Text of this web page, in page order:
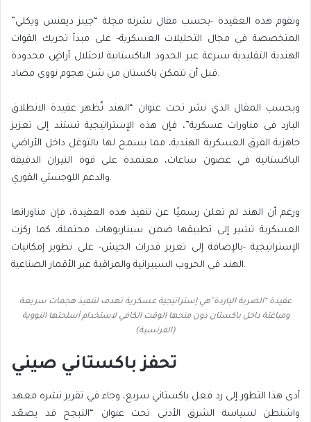
وتقوم هذه العقيدة -بحسب مقال نشرته مجلة “جينز ديفنس ويكلي”
المتخصصة في مجال التحليلات العسكرية- على مبدأ تحريك القوات
الهندية التقليدية بسرعة عبر الحدود الباكستانية لاحتلال أراضٍ محدودة
قبل أن تتمكن باكستان من شن هجوم نووي مضاد.
وبحسب المقال الذي نشر تحت عنوان “الهند تُظهر عقيدة الانطلاق
البارد في مناورات عسكرية”، فإن هذه الإستراتيجية تستند إلى تعزيز
جاهزية الفرق العسكرية الهندية، مما يسمح لها بالتوغل داخل الأراضي
الباكستانية في غضون ساعات، معتمدة على قوة النيران الدقيقة
والدعم اللوجستي الفوري.
ورغم أن الهند لم تعلن رسميًا عن تنفيذ هذه العقيدة، فإن مناوراتها
العسكرية تشير إلى تطبيقها ضمن سيناريوهات محتملة، كما ركزت
الإستراتيجية -بالإضافة إلى تعزيز قدرات الجيش- على تطوير إمكانيات
الهند في الحروب السيبرانية والمراقبة عبر الأقمار الصناعية.
عقيدة “الضربة الباردة”هي إستراتيجية عسكرية تهدف لتنفيذ هجمات سريعة
ومباغتة داخل باكستان دون منحها الوقت الكافي لاستخدام أسلحتها النووية
(الفرنسية)
تحفز باكستاني صيني
أدى هذا التطور إلى رد فعل باكستاني سريع، وجاء في تقرير نشره معهد
واشنطن لسياسة الشرق الأدنى تحت عنوان “التبجح قد يصعّد